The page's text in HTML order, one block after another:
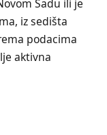
Sadu ili je
iz sedišta
podacima
aktivna